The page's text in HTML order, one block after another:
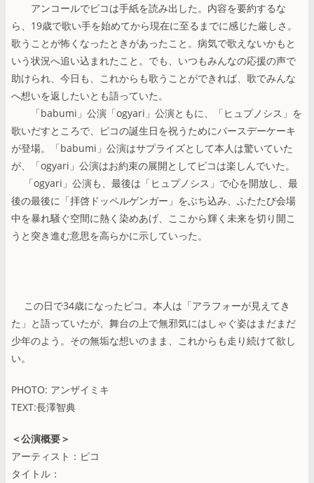
アンコールでピコは手紙を読み出した。内容を要約するな
ら、19歳で歌い手を始めてから現在に至るまでに感じた厳しさ。
歌うことが怖くなったときがあったこと。病気で歌えないかもと
いう状況へ追い込まれたこと。でも、いつもみんなの応援の声で
助けられ、今日も、これからも歌うことができれば、歌でみんな
へ想いを返したいとも語っていた。
「babumi」公演「ogyari」公演ともに、「ヒュプノシス」を
歌いだすところで、ピコの誕生日を祝うためにバースデーケーキ
が登場。「babumi」公演はサプライズとして本人は驚いていた
が、「ogyari」公演はお約束の展開としてピコは楽しんでいた。
「ogyari」公演も、最後は「ヒュプノシス」で心を開放し、最
後の最後に「拝啓ドッペルゲンガー」をぶち込み、ふたたび会場
中を暴れ騒ぐ空間に熱く染めあげ、ここから輝く未来を切り開こ
うと突き進む意思を高らかに示していった。
この日で34歳になったピコ。本人は「アラフォーが見えてき
た」と語っていたが、舞台の上で無邪気にはしゃぐ姿はまだまだ
少年のよう。その無垢な想いのまま、これからも走り続けて欲し
い。
PHOTO: アンザイミキ
TEXT:長澤智典
＜公演概要＞
アーティスト：ピコ
タイトル：